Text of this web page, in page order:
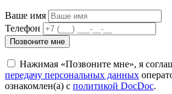
Ваше имя
Телефон
Позвоните мне
Нажимая «Позвоните мне», я
передачу персональных данных
ознакомлен(а) с политикой DocDoc.